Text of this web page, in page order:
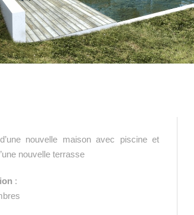
nouvelle maison avec piscine et
nouvelle terrasse
: